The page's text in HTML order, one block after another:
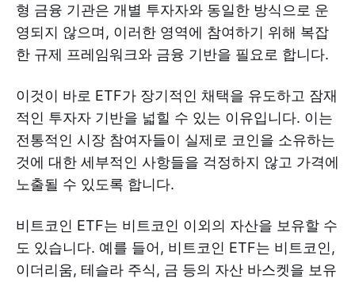
형 금융 기관은 개별 투자자와 동일한 방식으로 운
영되지 않으며, 이러한 영역에 참여하기 위해 복잡
한 규제 프레임워크와 금융 기반을 필요로 합니다.
이것이 바로 ETF가 장기적인 채택을 유도하고 잠재
적인 투자자 기반을 넓힐 수 있는 이유입니다. 이는
전통적인 시장 참여자들이 실제로 코인을 소유하는
것에 대한 세부적인 사항들을 걱정하지 않고 가격에
노출될 수 있도록 합니다.
비트코인 ETF는 비트코인 이외의 자산을 보유할 수
도 있습니다. 예를 들어, 비트코인 ETF는 비트코인,
이더리움, 테슬라 주식, 금 등의 자산 바스켓을 보유